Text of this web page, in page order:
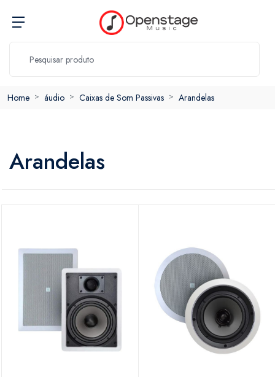
Home áudio Caixas de Som Passivas Arandelas
Arandelas